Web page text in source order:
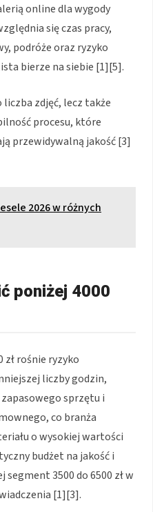
online dla wygody
się czas pracy,
podróże oraz ryzyko
bierze na siebie [1][5].
zdjęć, lecz także
procesu, które
przewidywalną jakość [3]
2026 w różnych
poniżej 4000
zł rośnie ryzyko
liczby godzin,
sprzętu i
co branża
o wysokiej wartości
budżet na jakość i
3500 do 6500 zł w
[1][3].